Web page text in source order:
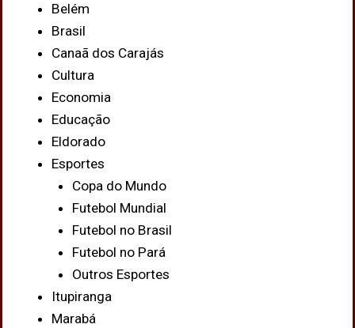
Belém
Brasil
Canaã dos Carajás
Cultura
Economia
Educação
Eldorado
Esportes
Copa do Mundo
Futebol Mundial
Futebol no Brasil
Futebol no Pará
Outros Esportes
Itupiranga
Marabá